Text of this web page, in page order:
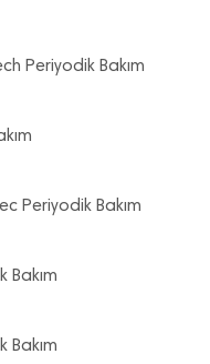
Periyodik Bakım
Periyodik Bakım
Bakım
Bakım